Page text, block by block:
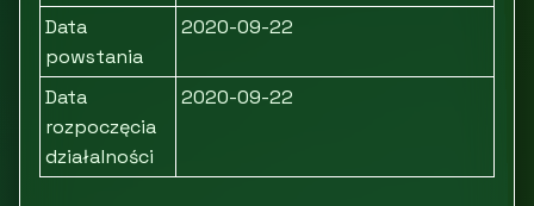
Data
powstania
2020-09-22
Data
rozpoczęcia
działalności
2020-09-22